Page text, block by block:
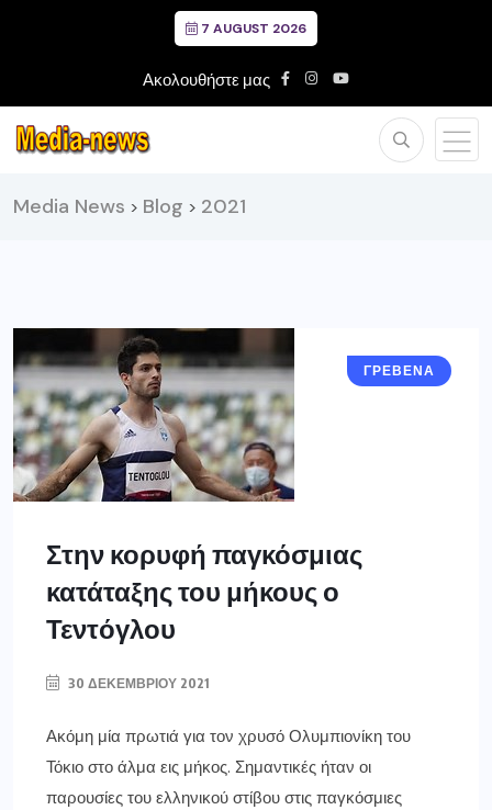
7 AUGUST 2026
Ακολουθήστε μας
Media News > Blog > 2021
ΓΡΕΒΕΝΑ
Στην κορυφή παγκόσμιας
κατάταξης του μήκους ο
Τεντόγλου
30 ΔΕΚΕΜΒΡΊΟΥ 2021
Ακόμη μία πρωτιά για τον χρυσό Ολυμπιονίκη του
Τόκιο στο άλμα εις μήκος. Σημαντικές ήταν οι
παρουσίες του ελληνικού στίβου στις παγκόσμιες